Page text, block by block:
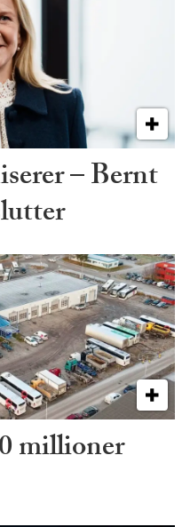
– Bernt
millioner